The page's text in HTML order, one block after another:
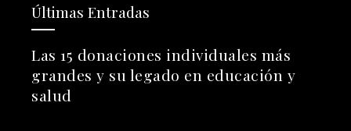
Últimas Entradas
Las 15 donaciones individuales más
grandes y su legado en educación y
salud